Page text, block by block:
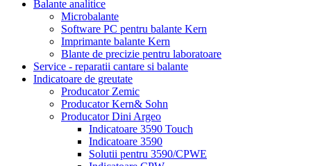
Balante analitice
Microbalante
Software PC pentru balante Kern
Imprimante balante Kern
Blante de precizie pentru laboratoare
Service - reparatii cantare si balante
Indicatoare de greutate
Producator Zemic
Producator Kern& Sohn
Producator Dini Argeo
Indicatoare 3590 Touch
Indicatoare 3590
Solutii pentru 3590/CPWE